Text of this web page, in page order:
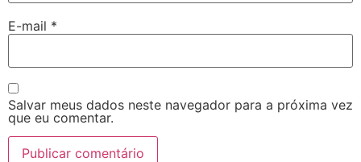
E-mail *
Salvar meus dados neste navegador para a próxima vez
que eu comentar.